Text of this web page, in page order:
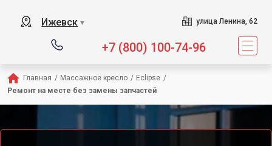
Ижевск ▼ улица Ленина, 62
+7 (800) 100-74-96
Главная / Массажное кресло / Eclipse /
Ремонт на месте без замены запчастей